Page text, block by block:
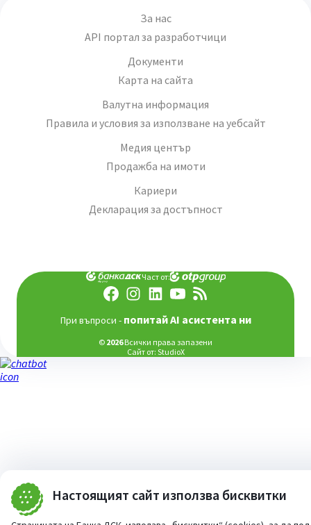
Настоящият сайт използва бисквитки
За нас
API портал за разработчици
Документи
Карта на сайта
Валутна информация
Правила и условия за използване на уебсайт
Медия център
Продажба на имоти
Кариери
Декларация за достъпност
Част от:
При въпроси - попитай AI асистента ни
© 2026Всички права запазени
Сайт от: StudioX